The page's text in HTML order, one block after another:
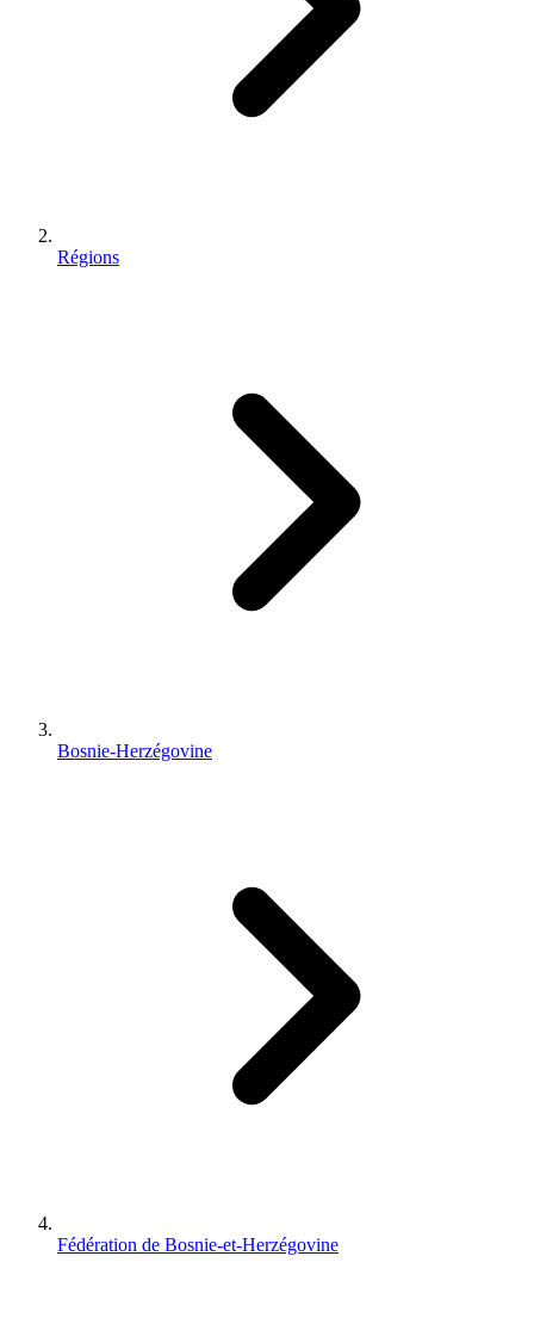
Régions
Bosnie-Herzégovine
Fédération de Bosnie-et-Herzégovine